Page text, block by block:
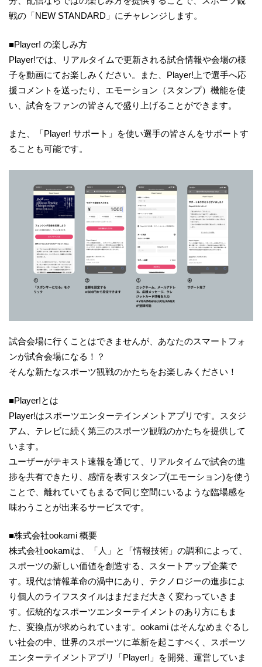
戦の「NEW STANDARD」にチャレンジします。
■Player! の楽しみ方
Player!では、リアルタイムで更新される試合情報や会場の様
子を動画にてお楽しみください。また、Player!上で選手へ応
援コメントを送ったり、エモーション（スタンプ）機能を使
い、試合をファンの皆さんで盛り上げることができます。
また、「Player! サポート」を使い選手の皆さんをサポートす
ることも可能です。
試合会場に行くことはできませんが、あなたのスマートフォ
ンが試合会場になる！？
そんな新たなスポーツ観戦のかたちをお楽しみください！
■Player!とは
Player!はスポーツエンターテインメントアプリです。スタジ
アム、テレビに続く第三のスポーツ観戦のかたちを提供して
います。
ユーザーがテキスト速報を通じて、リアルタイムで試合の進
捗を共有できたり、感情を表すスタンプ(エモーション)を使う
ことで、離れていてもまるで同じ空間にいるような臨場感を
味わうことが出来るサービスです。
■株式会社ookami 概要
株式会社ookamiは、「人」と「情報技術」の調和によって、
スポーツの新しい価値を創造する、スタートアップ企業で
す。現代は情報革命の渦中にあり、テクノロジーの進歩によ
り個人のライフスタイルはまだまだ大きく変わっていきま
す。伝統的なスポーツエンターテイメントのあり方にもま
た、変換点が求められています。ookami はそんなめまぐるし
い社会の中、世界のスポーツに革新を起こすべく、スポーツ
エンターテイメントアプリ「Player!」を開発、運営していま